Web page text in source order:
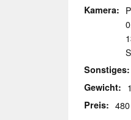
Kamera
Sonstiges
Gewicht
Preis